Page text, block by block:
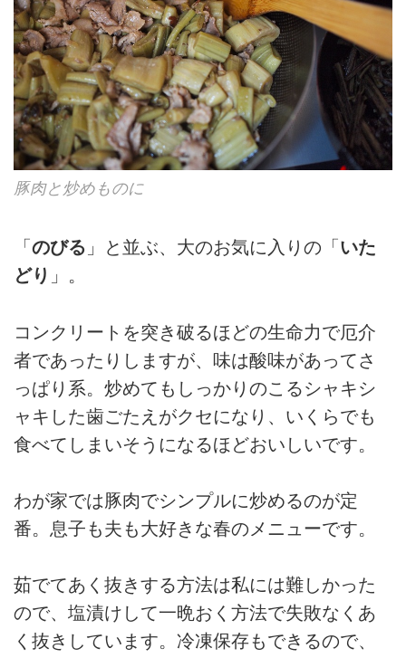
豚肉と炒めものに
「 のびる 」と並ぶ、大のお気に入りの「 いた
どり 」。
コンクリートを突き破るほどの生命力で厄介
者であったりしますが、味は酸味があってさ
っぱり系。炒めてもしっかりのこるシャキシ
ャキした歯ごたえがクセになり、いくらでも
食べてしまいそうになるほどおいしいです。
わが家では豚肉でシンプルに炒めるのが定
番。息子も夫も大好きな春のメニューです。
茹でてあく抜きする方法は私には難しかった
ので、塩漬けして一晩おく方法で失敗なくあ
く抜きしています。冷凍保存もできるので、